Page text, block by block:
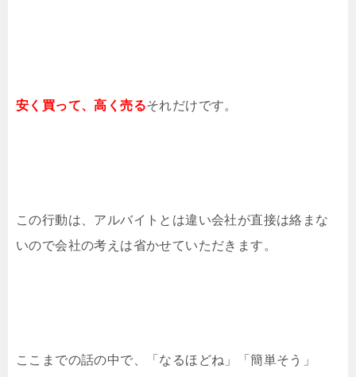
安く買って、高く売るそれだけです。
この行動は、アルバイトとは違い会社が直接は絡まな
いので会社の考えは省かせていただきます。
ここまでの話の中で、「なるほどね」「簡単そう」